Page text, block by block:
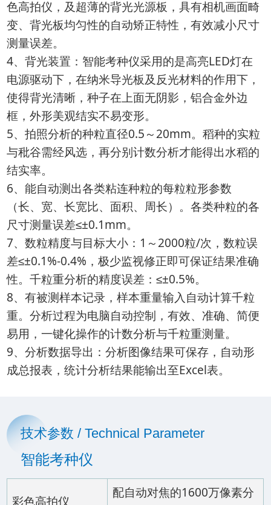
色高拍仪，及超薄的背光光源板，具有相机画面畸
变、背光板均匀性的自动矫正特性，有效减小尺寸
测量误差。
4、背光装置：智能考种仪采用的是高亮LED灯在
电源驱动下，在纳米导光板及反光材料的作用下，
使得背光清晰，种子在上面无阴影，铝合金外边
框，外形美观结实不易变形。
5、拍照分析的种粒直径0.5～20mm。稻种的实粒
与秕谷需经风选，再分别计数分析才能得出水稻的
结实率。
6、能自动测出各类粘连种粒的每粒粒形参数
（长、宽、长宽比、面积、周长）。各类种粒的各
尺寸测量误差≤±0.1mm。
7、数粒精度与目标大小：1～2000粒/次，数粒误
差≤±0.1%-0.4%，极少监视修正即可保证结果准确
性。千粒重分析的精度误差：≤±0.5%。
8、有被测样本记录，样本重量输入自动计算千粒
重。分析过程为电脑自动控制，有效、准确、简便
易用，一键化操作的计数分析与千粒重测量。
9、分析数据导出：分析图像结果可保存，自动形
成总报表，统计分析结果能输出至Excel表。
技术参数 / Technical Parameter
智能考种仪
彩色高拍仪
配自动对焦的1600万像素分